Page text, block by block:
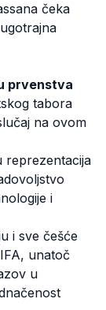
čeka
prvenstva
tabora
na ovom
reprezentacija
i
i sve češće
unatoč
u